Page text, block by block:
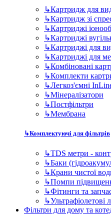
↳Картридж для
↳Картридж зі
↳Картриджі
↳Картриджі
↳Картриджі для
↳Картриджі для
↳Комбіновані
↳Комплекти
↳Легкоз'ємні
↳Мінералізатори
↳Постфільтри
↳Мембрана
↳Комплектуючі для фільтрів
↳TDS метри -
↳Баки
↳Крани чистої
↳Помпи
↳Фітинги та
↳
Фільтри для дому та